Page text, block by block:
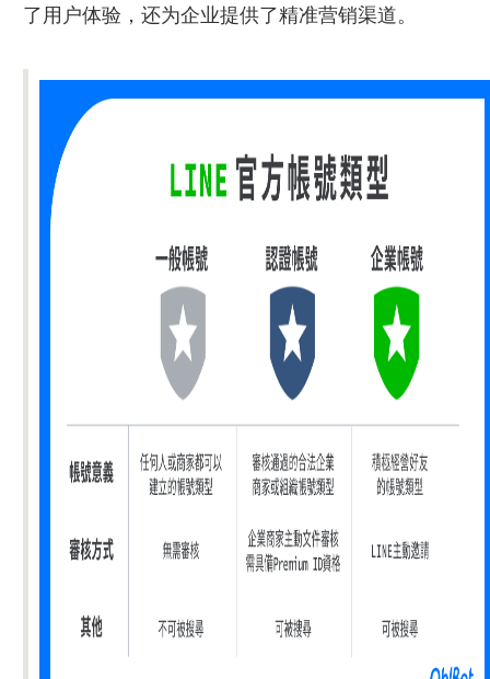
了用户体验，还为企业提供了精准营销渠道。